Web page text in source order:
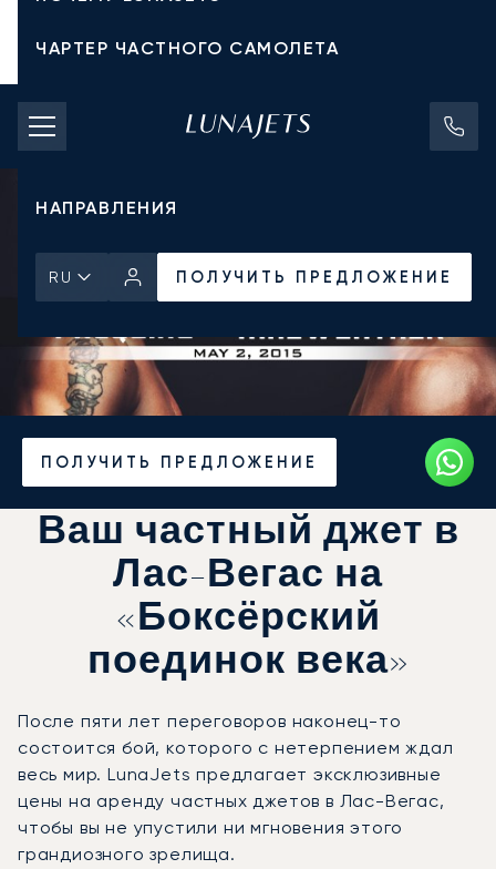
ЧАРТЕР ЧАСТНОГО САМОЛЕТА
СТОИМОСТЬ ЧАРТЕРА
ЧАСТНЫЕ САМОЛЕТЫ
НАПРАВЛЕНИЯ
RU ПОЛУЧИТЬ ПРЕДЛОЖЕНИЕ
ПОЛУЧИТЬ ПРЕДЛОЖЕНИЕ
Ваш частный джет в
Лас-Вегас на
«Боксёрский
поединок века»
После пяти лет переговоров наконец-то
состоится бой, которого с нетерпением ждал
весь мир. LunaJets предлагает эксклюзивные
цены на аренду частных джетов в Лас-Вегас,
чтобы вы не упустили ни мгновения этого
грандиозного зрелища.